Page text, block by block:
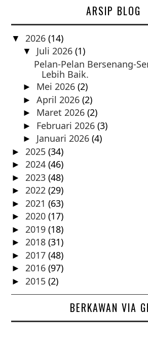
ARSIP BLOG
▼ 2026(14)
▼ Juli 2026 (1)
Pelan-Pelan Bersenang-
Lebih Baik.
► Mei 2026 (2)
► April 2026 (2)
► Maret 2026 (2)
► Februari 2026 (3)
► Januari 2026 (4)
► 2025(34)
►2024(46)
► 2023(48)
►2022(29)
► 2021(63)
►2020(17)
► 2019(18)
►2018(31)
► 2017(48)
►2016(97)
► 2015(2)
BERKAWAN VIA